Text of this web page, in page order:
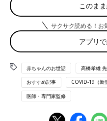
コロナの
卓を囲む！
新型コロナ
育園は登園
緒の数ヶ月
ではないで
冷凍食品や
日々。この
お伝えしま
外遊び、お友だち遊び
なくしてはいけないもの
――公園が使えるようになるな
このま
サクサク読める！お
アプリ
赤ちゃんのお世話 高橋孝雄
おすすめ記事 COVID-19（新
医師・専門家監修